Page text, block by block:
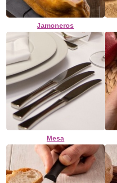
Jamoneros
Mesa